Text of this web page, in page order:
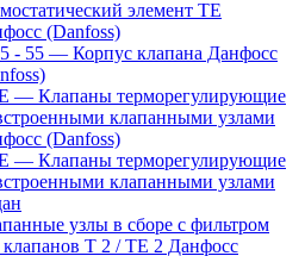
элемент TE
(Danfoss)
- 55 — Корпус клапана Данфосс
— Клапаны терморегулирующие
клапанными узлами
(Danfoss)
— Клапаны терморегулирующие
клапанными узлами
узлы в сборе с фильтром
клапанов T 2 / TE 2 Данфосс